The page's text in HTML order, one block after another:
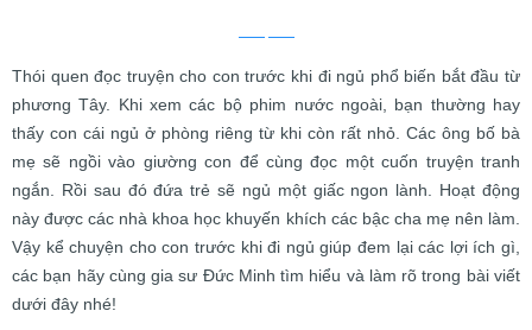
Thói quen đọc truyện cho con trước khi đi ngủ phổ biến bắt đầu từ
phương Tây. Khi xem các bộ phim nước ngoài, bạn thường hay
thấy con cái ngủ ở phòng riêng từ khi còn rất nhỏ. Các ông bố bà
mẹ sẽ ngồi vào giường con để cùng đọc một cuốn truyện tranh
ngắn. Rồi sau đó đứa trẻ sẽ ngủ một giấc ngon lành. Hoạt động
này được các nhà khoa học khuyến khích các bậc cha mẹ nên làm.
Vậy kể chuyện cho con trước khi đi ngủ giúp đem lại các lợi ích gì,
các bạn hãy cùng gia sư Đức Minh tìm hiểu và làm rõ trong bài viết
dưới đây nhé!